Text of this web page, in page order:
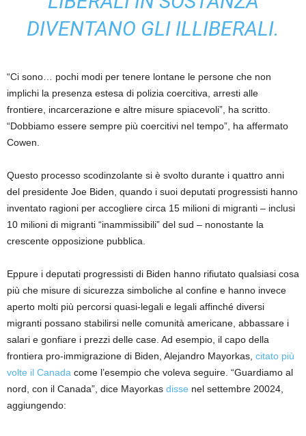
DIVENTANO GLI ILLIBERALI.
“Ci sono… pochi modi per tenere lontane le persone che non
implichi la presenza estesa di polizia coercitiva, arresti alle
frontiere, incarcerazione e altre misure spiacevoli”, ha scritto.
“Dobbiamo essere sempre più coercitivi nel tempo”, ha affermato
Cowen.
Questo processo scodinzolante si è svolto durante i quattro anni
del presidente Joe Biden, quando i suoi deputati progressisti hanno
inventato ragioni per accogliere circa 15 milioni di migranti – inclusi
10 milioni di migranti “inammissibili” del sud – nonostante la
crescente opposizione pubblica.
Eppure i deputati progressisti di Biden hanno rifiutato qualsiasi cosa
più che misure di sicurezza simboliche al confine e hanno invece
aperto molti più percorsi quasi-legali e legali affinché diversi
migranti possano stabilirsi nelle comunità americane, abbassare i
salari e gonfiare i prezzi delle case. Ad esempio, il capo della
frontiera pro-immigrazione di Biden, Alejandro Mayorkas, citato più
volte il Canada come l’esempio che voleva seguire. “Guardiamo al
nord, con il Canada”, dice Mayorkas disse nel settembre 20024,
aggiungendo: